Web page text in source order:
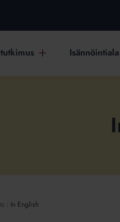
Isännöintiala
: In English